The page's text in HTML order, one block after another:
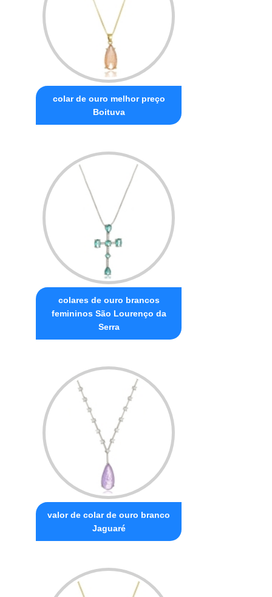
colar de ouro melhor preço
Boituva
colares de ouro brancos
femininos São Lourenço da
Serra
valor de colar de ouro branco
Jaguaré